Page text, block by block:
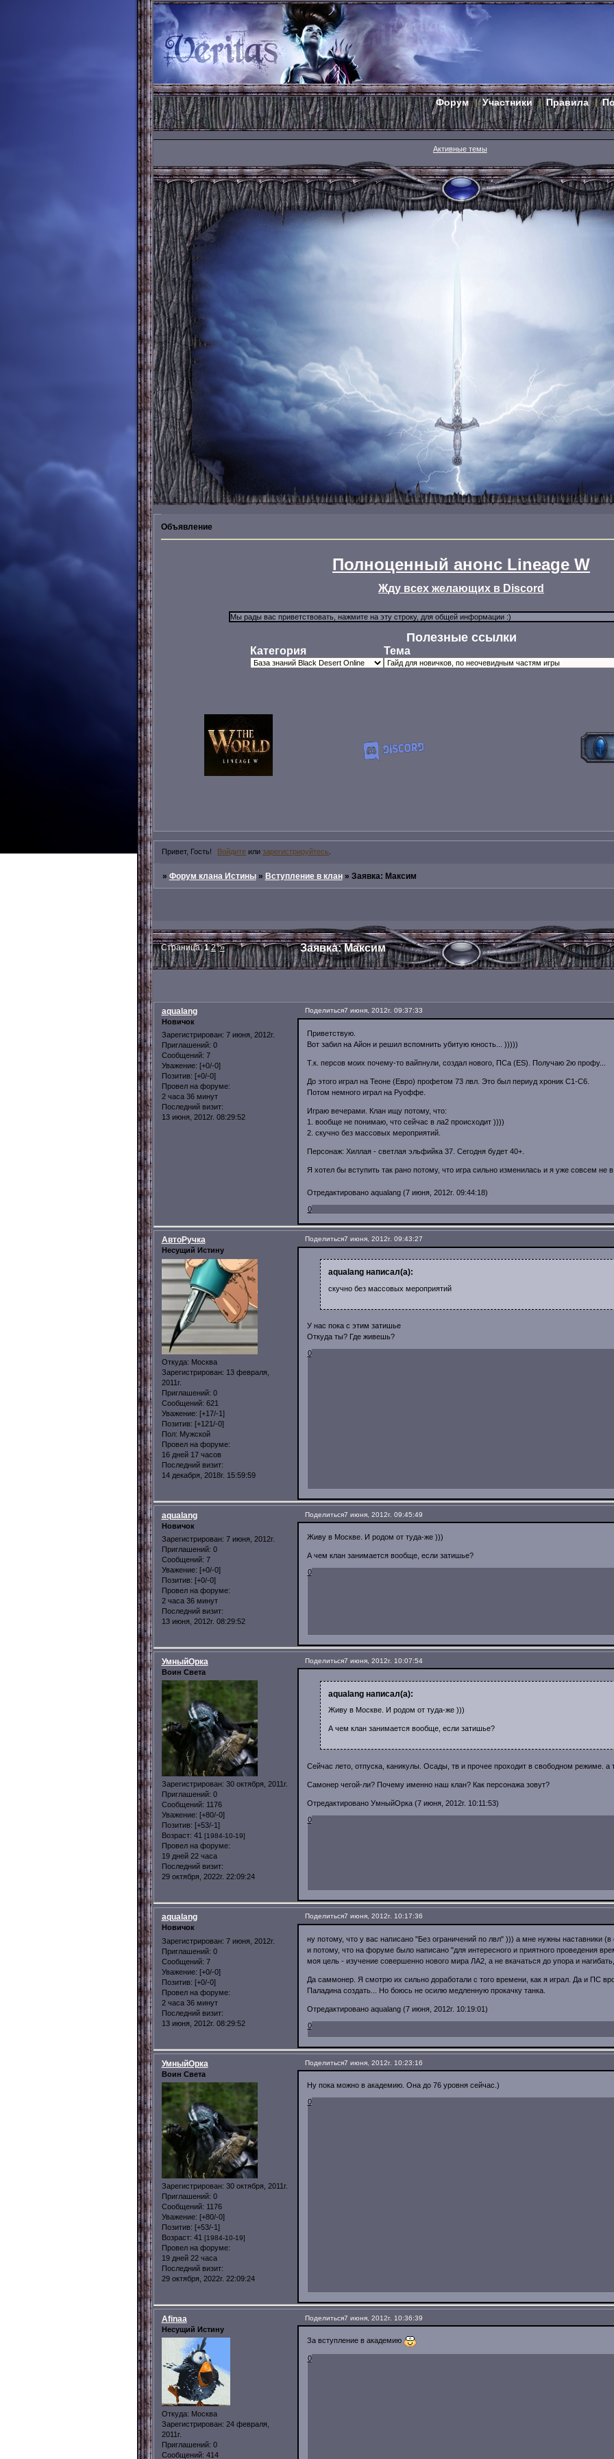
Форум Участники Правила
Активные темы
Объявление
Полноценный анонс Lineage W
Жду всех желающих в Discord
Полезные ссылки
Категория Тема
Привет, Гость! Войдите или зарегистрируйтесь
» Форум клана Истины » Вступление в клан » Заявка: Максим
Заявка: Максим
Страница:1 2 »
Поделиться7 июня, 2012г. 09:37:33
aqualang
Новичок
Зарегистрирован: 7 июня, 2012г.
Приглашений: 0
Сообщений: 7
Уважение: [+0/-0]
Позитив: [+0/-0]
Провел на форуме:
2 часа 36 минут
Последний визит:
13 июня, 2012г. 08:29:52
Приветствую.
Вот забил на Айон и решил вспомнить убитую юность... )))))
Т.к. персов моих почему-то вайпнули, создал нового, ПСа (ES). Получаю 2ю профу...
До этого играл на Теоне (Евро) профетом 73 лвл. Это был периуд хроник С1-С6.
Потом немного играл на Руоффе.
Играю вечерами. Клан ищу потому, что:
1. вообще не понимаю, что сейчас в ла2 происходит ))))
2. скучно без массовых мероприятий.
Персонаж: Хиллая - светлая эльфийка 37. Сегодня будет 40+.
Я хотел бы вступить так рано потому, что игра сильно изменилась и я уже совсем не
Отредактировано aqualang (7 июня, 2012г. 09:44:18)
0
Поделиться7 июня, 2012г. 09:43:27
АвтоРучка
Несущий Истину
Откуда: Москва
Зарегистрирован: 13 февраля,
2011г.
Приглашений: 0
Сообщений: 621
Уважение: [+17/-1]
Позитив: [+121/-0]
Пол: Мужской
Провел на форуме:
16 дней 17 часов
Последний визит:
14 декабря, 2018г. 15:59:59
aqualang написал(а):
скучно без массовых мероприятий
У нас пока с этим затишье
Откуда ты? Где живешь?
0
Поделиться7 июня, 2012г. 09:45:49
aqualang
Новичок
Зарегистрирован: 7 июня, 2012г.
Приглашений: 0
Сообщений: 7
Уважение: [+0/-0]
Позитив: [+0/-0]
Провел на форуме:
2 часа 36 минут
Последний визит:
13 июня, 2012г. 08:29:52
Живу в Москве. И родом от туда-же )))
А чем клан занимается вообще, если затишье?
0
Поделиться7 июня, 2012г. 10:07:54
УмныйОрка
Воин Света
Зарегистрирован: 30 октября, 2011г.
Приглашений: 0
Сообщений: 1176
Уважение: [+80/-0]
Позитив: [+53/-1]
Возраст: 41 [1984-10-19]
Провел на форуме:
19 дней 22 часа
Последний визит:
29 октября, 2022г. 22:09:24
aqualang написал(а):
Живу в Москве. И родом от туда-же )))
А чем клан занимается вообще, если затишье?
Сейчас лето, отпуска, каникулы. Осады, тв и прочее проходит в свободном режиме. а
Самонер чегой-ли? Почему именно наш клан? Как персонажа зовут?
Отредактировано УмныйОрка (7 июня, 2012г. 10:11:53)
0
Поделиться7 июня, 2012г. 10:17:36
aqualang
Новичок
Зарегистрирован: 7 июня, 2012г.
Приглашений: 0
Сообщений: 7
Уважение: [+0/-0]
Позитив: [+0/-0]
Провел на форуме:
2 часа 36 минут
Последний визит:
13 июня, 2012г. 08:29:52
ну потому, что у вас написано "Без ограничений по лвл" ))) а мне нужны наставники
и потому, что на форуме было написано "для интересного и приятного проведения
моя цель - изучение совершенно нового мира ЛА2, а не вкачаться до упора и нагибать,
Да саммонер. Я смотрю их сильно доработали с того времени, как я играл. Да и ПС
Паладина создать... Но боюсь не осилю медленную прокачку танка.
Отредактировано aqualang (7 июня, 2012г. 10:19:01)
0
Поделиться7 июня, 2012г. 10:23:16
УмныйОрка
Воин Света
Зарегистрирован: 30 октября, 2011г.
Приглашений: 0
Сообщений: 1176
Уважение: [+80/-0]
Позитив: [+53/-1]
Возраст: 41 [1984-10-19]
Провел на форуме:
19 дней 22 часа
Последний визит:
29 октября, 2022г. 22:09:24
Ну пока можно в академию. Она до 76 уровня сейчас.)
0
Поделиться7 июня, 2012г. 10:36:39
Afinaa
Несущий Истину
Откуда: Москва
Зарегистрирован: 24 февраля,
2011г.
Приглашений: 0
Сообщений: 414
За вступление в академию
0